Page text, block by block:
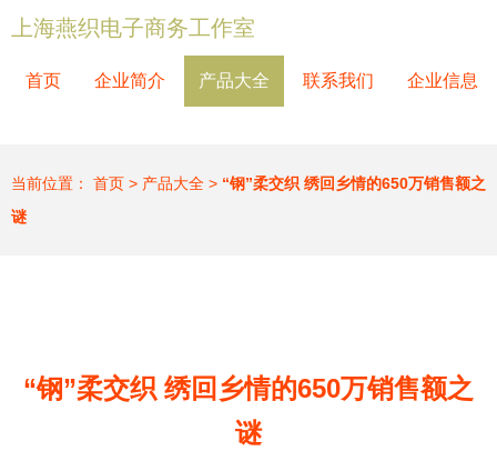
上海燕织电子商务工作室
首页 企业简介 产品大全 联系我们 企业信息
当前位置： 首页 > 产品大全 > “钢”柔交织 绣回乡情的650万销售额之
谜
“钢”柔交织 绣回乡情的650万销售额之
谜